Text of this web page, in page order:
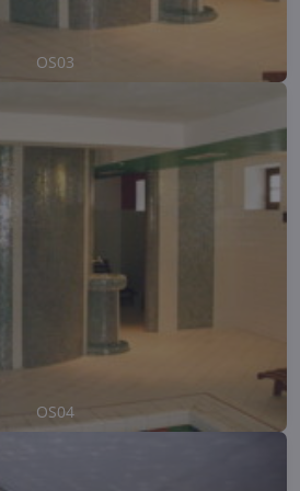
OS03
OS04